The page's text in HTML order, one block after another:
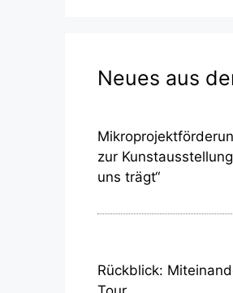
Neues aus
zur
uns trägt“
Rückblick: